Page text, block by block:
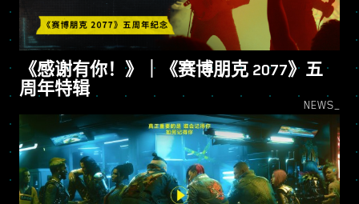
《感谢有你！》｜《赛博朋克 2077》五
周年特辑
NEWS_